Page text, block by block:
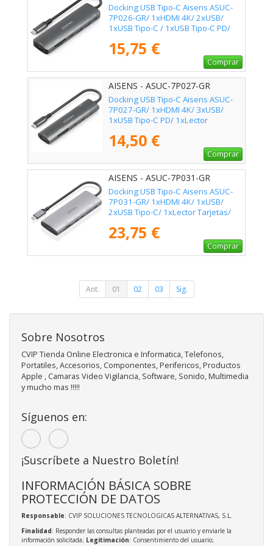
Docking USB Tipo-C Aisens ASUC-
7P026-GR/ 1xHDMI 4K/ 2xUSB/
1xUSB Tipo-C / 1xUSB Tipo-C PD/
15,75 €
Comprar
AISENS - ASUC-7P027-GR
Docking USB Tipo-C Aisens ASUC-
7P027-GR/ 1xHDMI 4K/ 3xUSB/
1xUSB Tipo-C PD/ 1xLector
14,50 €
Comprar
AISENS - ASUC-7P031-GR
Docking USB Tipo-C Aisens ASUC-
7P031-GR/ 1xHDMI 4K/ 1xUSB/
2xUSB Tipo-C/ 1xLector Tarjetas/
23,75 €
Comprar
Ant. 01 02 03 Sig.
Sobre Nosotros
CVIP Tienda Online Electronica e Informatica, Telefonos,
Portatiles, Accesorios, Componentes, Perifericos, Productos
Apple , Camaras Video Vigilancia, Software, Sonido, Multimedia
y mucho mas !!!!!
Síguenos en:
¡Suscríbete a Nuestro Boletín!
INFORMACIÓN BÁSICA SOBRE
PROTECCIÓN DE DATOS
Responsable: CVIP SOLUCIONES TECNOLOGICAS ALTERNATIVAS, S.L.
Finalidad: Responder las consultas planteadas por el usuario y enviarle la
información solicitada; Legitimación: Consentimiento del usuario;